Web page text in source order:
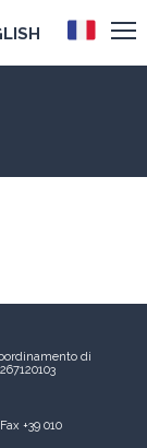
di
Fax +39 010